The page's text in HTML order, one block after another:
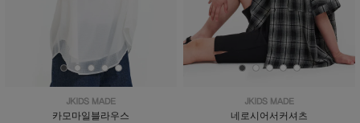
카모마일블라우스 네로시어서커셔츠